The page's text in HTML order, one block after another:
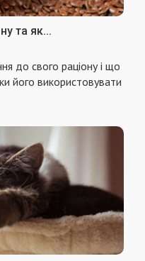
та як...
до свого раціону і що
його використовувати